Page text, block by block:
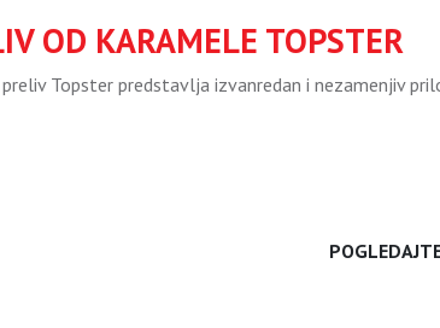
OD KARAMELE TOPSTER
Topster predstavlja izvanredan i nezamenjiv